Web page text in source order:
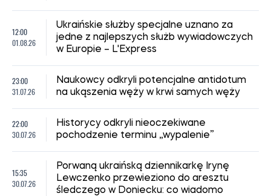
12:00
01.08.26
Ukraińskie służby specjalne uznano za
jedne z najlepszych służb wywiadowczych
w Europie – L'Express
23:00
31.07.26
Naukowcy odkryli potencjalne antidotum
na ukąszenia węży w krwi samych węży
22:00
30.07.26
Historycy odkryli nieoczekiwane
pochodzenie terminu „wypalenie”
15:35
30.07.26
Porwaną ukraińską dziennikarkę Irynę
Lewczenko przewieziono do aresztu
śledczego w Doniecku: co wiadomo